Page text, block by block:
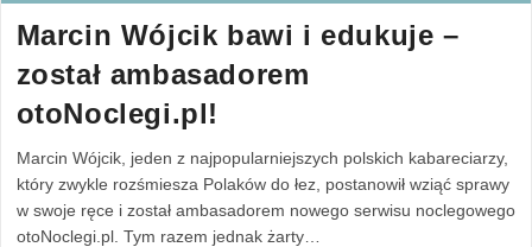
Marcin Wójcik bawi i edukuje –
został ambasadorem
otoNoclegi.pl!
Marcin Wójcik, jeden z najpopularniejszych polskich kabareciarzy,
który zwykle rozśmiesza Polaków do łez, postanowił wziąć sprawy
w swoje ręce i został ambasadorem nowego serwisu noclegowego
otoNoclegi.pl. Tym razem jednak żarty…